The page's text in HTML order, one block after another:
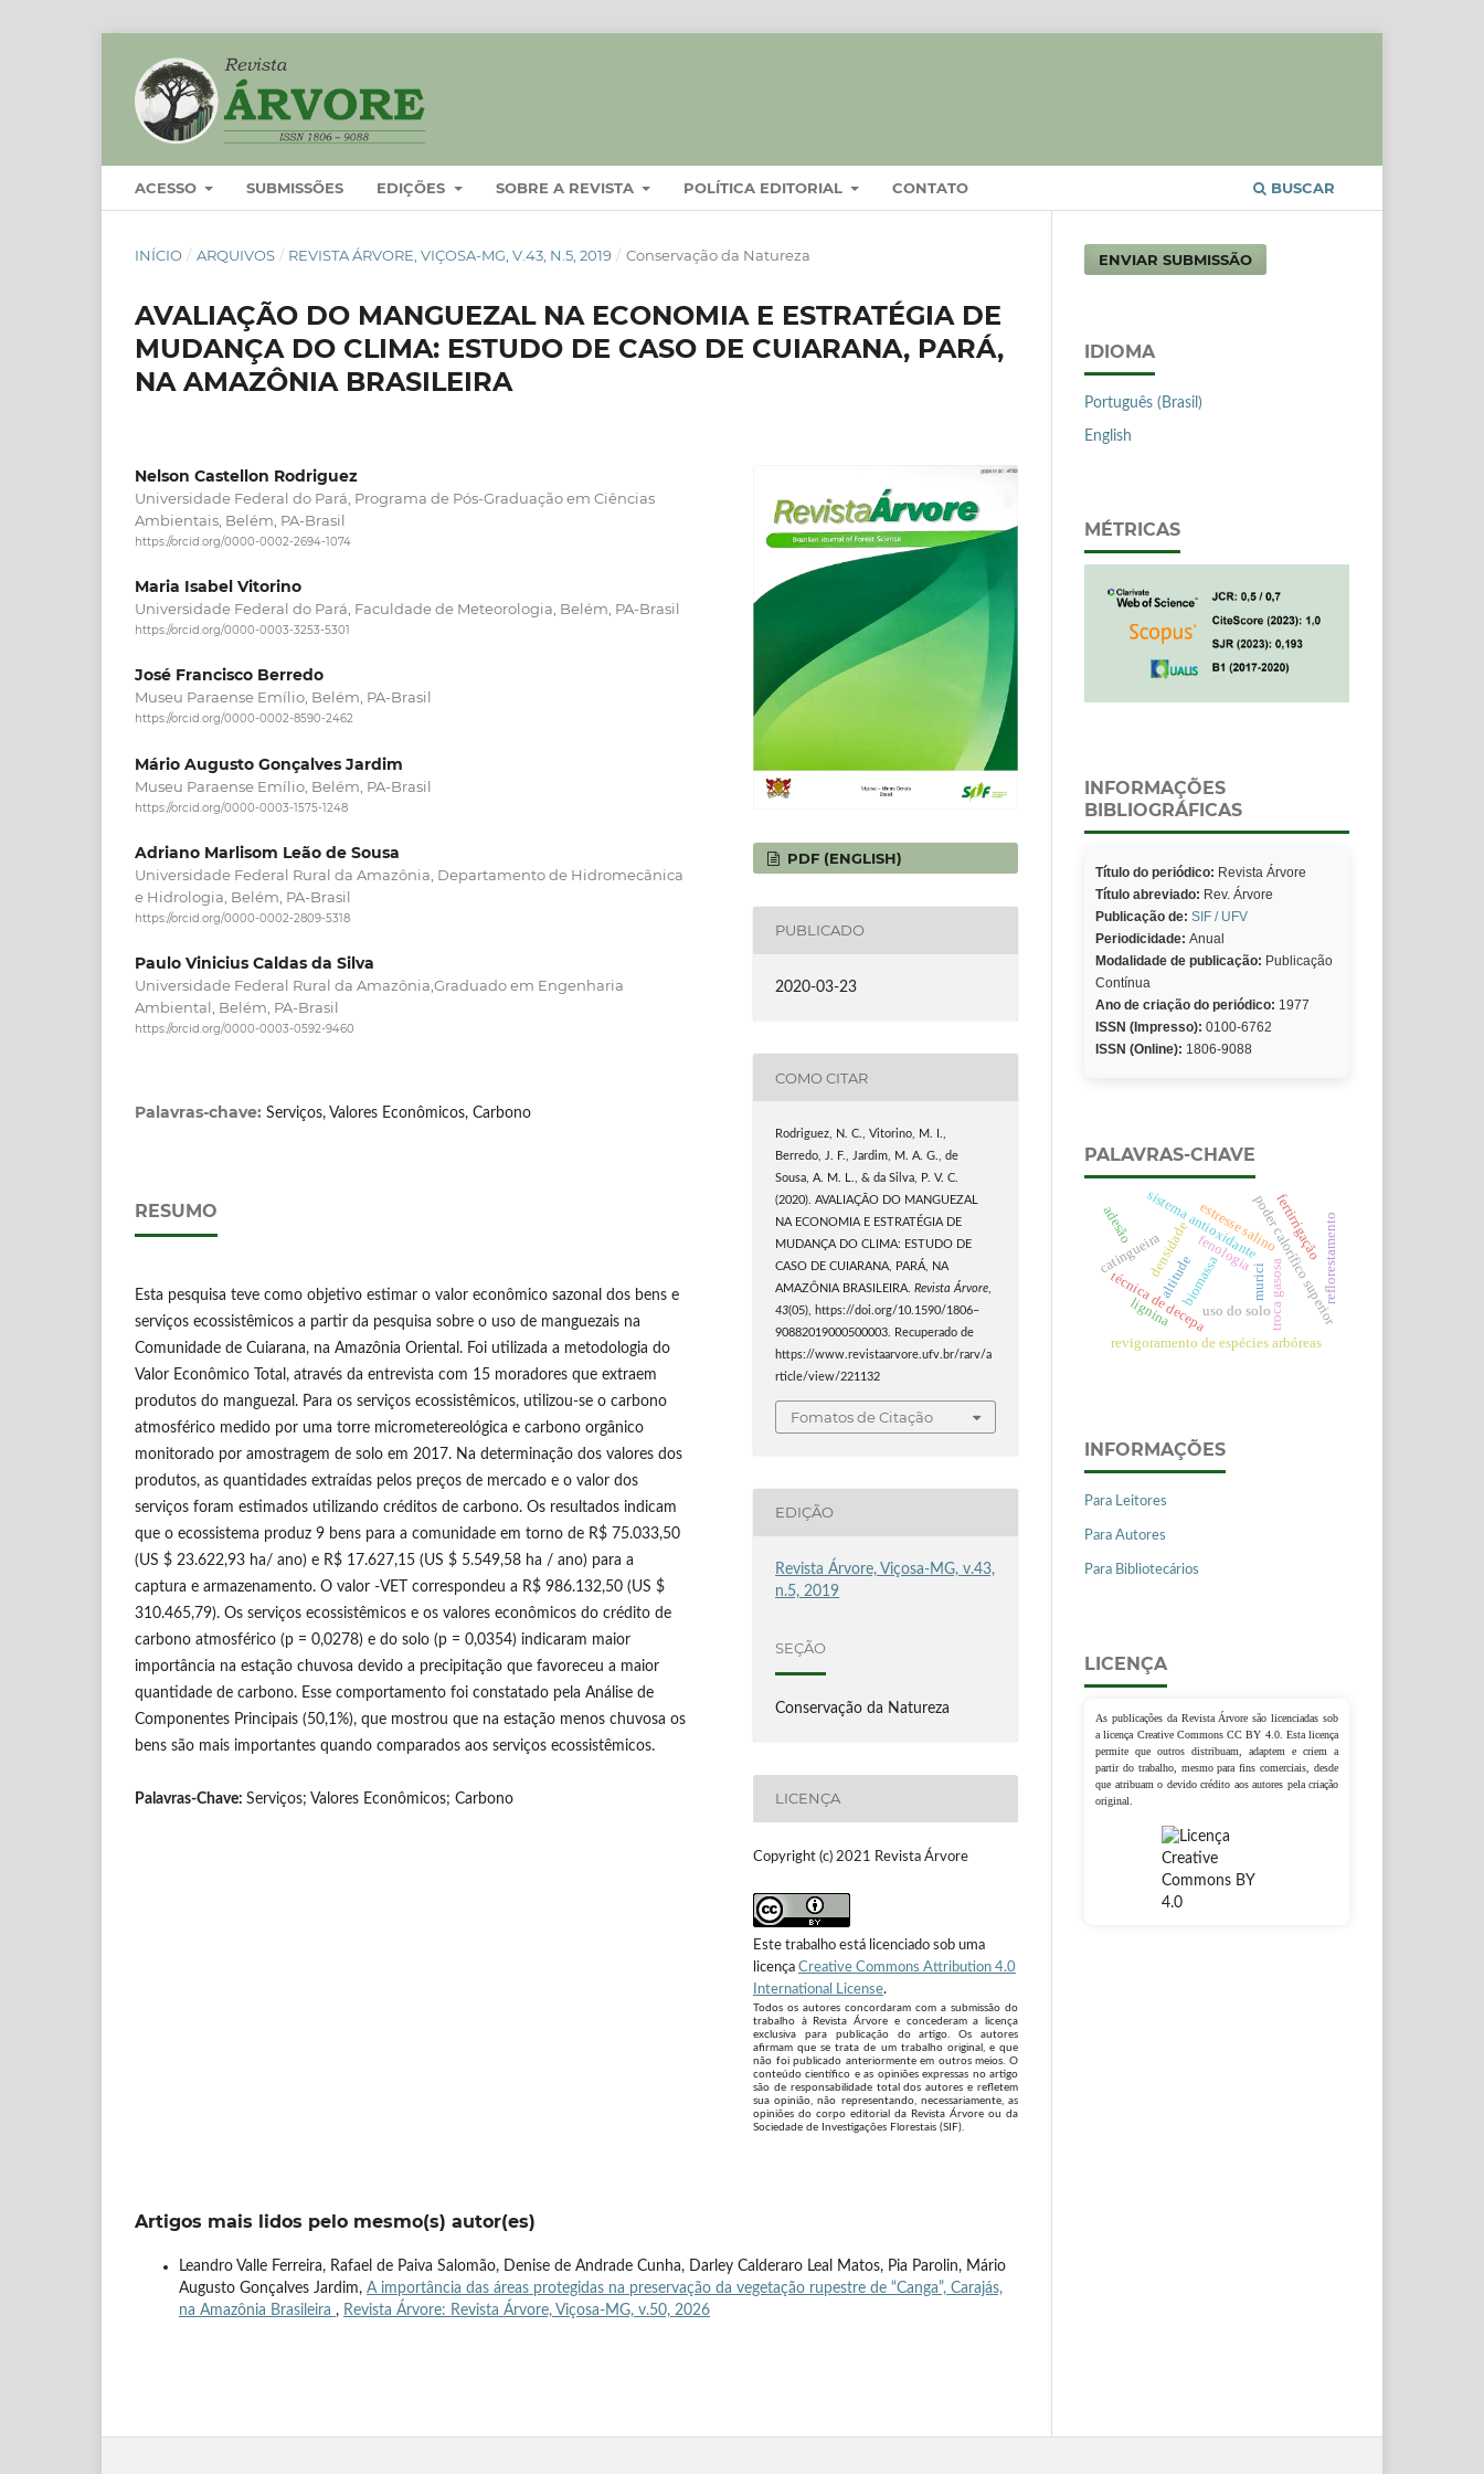
ACESSO SUBMISSÕES EDIÇÕES SOBRE A REVISTA POLÍTICA EDITORIAL CONTATO BUSCAR
INÍCIO / ARQUIVOS / REVISTA ÁRVORE, VIÇOSA-MG, V.43, N.5, 2019 / Conservação da Natureza
AVALIAÇÃO DO MANGUEZAL NA ECONOMIA E ESTRATÉGIA DE
MUDANÇA DO CLIMA: ESTUDO DE CASO DE CUIARANA, PARÁ,
NA AMAZÔNIA BRASILEIRA
Nelson Castellon Rodriguez
Universidade Federal do Pará, Programa de Pós-Graduação em Ciências
Ambientais, Belém, PA-Brasil
https://orcid.org/0000-0002-2694-1074
Maria Isabel Vitorino
Universidade Federal do Pará, Faculdade de Meteorologia, Belém, PA-Brasil
https://orcid.org/0000-0003-3253-5301
José Francisco Berredo
Museu Paraense Emílio, Belém, PA-Brasil
https://orcid.org/0000-0002-8590-2462
Mário Augusto Gonçalves Jardim
Museu Paraense Emílio, Belém, PA-Brasil
https://orcid.org/0000-0003-1575-1248
Adriano Marlisom Leão de Sousa
Universidade Federal Rural da Amazônia, Departamento de Hidromecânica
e Hidrologia, Belém, PA-Brasil
https://orcid.org/0000-0002-2809-5318
Paulo Vinicius Caldas da Silva
Universidade Federal Rural da Amazônia,Graduado em Engenharia
Ambiental, Belém, PA-Brasil
https://orcid.org/0000-0003-0592-9460
Palavras-chave: Serviços, Valores Econômicos, Carbono
RESUMO
Esta pesquisa teve como objetivo estimar o valor econômico sazonal dos bens e
serviços ecossistêmicos a partir da pesquisa sobre o uso de manguezais na
Comunidade de Cuiarana, na Amazônia Oriental. Foi utilizada a metodologia do
Valor Econômico Total, através da entrevista com 15 moradores que extraem
produtos do manguezal. Para os serviços ecossistêmicos, utilizou-se o carbono
atmosférico medido por uma torre micrometereológica e carbono orgânico
monitorado por amostragem de solo em 2017. Na determinação dos valores dos
produtos, as quantidades extraídas pelos preços de mercado e o valor dos
serviços foram estimados utilizando créditos de carbono. Os resultados indicam
que o ecossistema produz 9 bens para a comunidade em torno de R$ 75.033,50
(US $ 23.622,93 ha/ ano) e R$ 17.627,15 (US $ 5.549,58 ha / ano) para a
captura e armazenamento. O valor -VET correspondeu a R$ 986.132,50 (US $
310.465,79). Os serviços ecossistêmicos e os valores econômicos do crédito de
carbono atmosférico (p = 0,0278) e do solo (p = 0,0354) indicaram maior
importância na estação chuvosa devido a precipitação que favoreceu a maior
quantidade de carbono. Esse comportamento foi constatado pela Análise de
Componentes Principais (50,1%), que mostrou que na estação menos chuvosa os
bens são mais importantes quando comparados aos serviços ecossistêmicos.
Palavras-Chave: Serviços; Valores Econômicos; Carbono
PDF (ENGLISH)
PUBLICADO
2020-03-23
COMO CITAR
Rodriguez, N. C., Vitorino, M. I.,
Berredo, J. F., Jardim, M. A. G., de
Sousa, A. M. L., & da Silva, P. V. C.
(2020). AVALIAÇÃO DO MANGUEZAL
NA ECONOMIA E ESTRATÉGIA DE
MUDANÇA DO CLIMA: ESTUDO DE
CASO DE CUIARANA, PARÁ, NA
AMAZÔNIA BRASILEIRA.Revista Árvore,
43(05), https://doi.org/10.1590/1806–
90882019000500003. Recuperado de
https://www.revistaarvore.ufv.br/rarv/a
rticle/view/221132
Fomatos de Citação
EDIÇÃO
Revista Árvore, Viçosa-MG, v.43,
n.5, 2019
SEÇÃO
Conservação da Natureza
LICENÇA
Copyright (c) 2021 Revista Árvore
Este trabalho está licenciado sob uma
licença Creative Commons Attribution 4.0
International License.
Todos os autores concordaram com a submissão do
trabalho à Revista Árvore e concederam a licença
exclusiva para publicação do artigo. Os autores
afirmam que se trata de um trabalho original, e que
não foi publicado anteriormente em outros meios. O
conteúdo científico e as opiniões expressas no artigo
são de responsabilidade total dos autores e refletem
sua opinião, não representando, necessariamente, as
opiniões do corpo editorial da Revista Árvore ou da
Sociedade de Investigações Florestais (SIF).
Artigos mais lidos pelo mesmo(s) autor(es)
Leandro Valle Ferreira, Rafael de Paiva Salomão, Denise de Andrade Cunha, Darley Calderaro Leal Matos, Pia Parolin, Mário
Augusto Gonçalves Jardim, A importância das áreas protegidas na preservação da vegetação rupestre de “Canga”, Carajás,
na Amazônia Brasileira , Revista Árvore: Revista Árvore, Viçosa-MG, v.50, 2026
ENVIAR SUBMISSÃO
IDIOMA
Português (Brasil)
English
MÉTRICAS
INFORMAÇÕES
BIBLIOGRÁFICAS
Título do periódico: Revista Árvore
Título abreviado: Rev. Árvore
Publicação de: SIF / UFV
Periodicidade: Anual
Modalidade de publicação: Publicação
Contínua
Ano de criação do periódico: 1977
ISSN (Impresso): 0100-6762
ISSN (Online): 1806-9088
PALAVRAS-CHAVE
biomassa
densidade
sistema antioxidante
troca gasosa
técnica de decepa
revigoramento de espécies arbóreas
lignina poder calorífico superior
estresse salino
catingueiraaltitude
fertirrigação
fenologia
murici
adesão reflorestamento
uso do solo
INFORMAÇÕES
Para Leitores
Para Autores
Para Bibliotecários
LICENÇA
As publicações da Revista Árvore são licenciadas sob
a licença Creative Commons CC BY 4.0. Esta licença
permite que outros distribuam, adaptem e criem a
partir do trabalho, mesmo para fins comerciais, desde
que atribuam o devido crédito aos autores pela criação
original.